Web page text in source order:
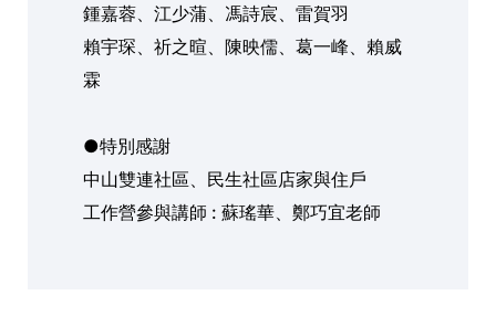
鍾嘉蓉、江少蒲、馮詩宸、雷賀羽
賴宇琛、祈之暄、陳映儒、葛一峰、賴威
霖
●特別感謝
中山雙連社區、民生社區店家與住戶
工作營參與講師 : 蘇瑤華、鄭巧宜老師